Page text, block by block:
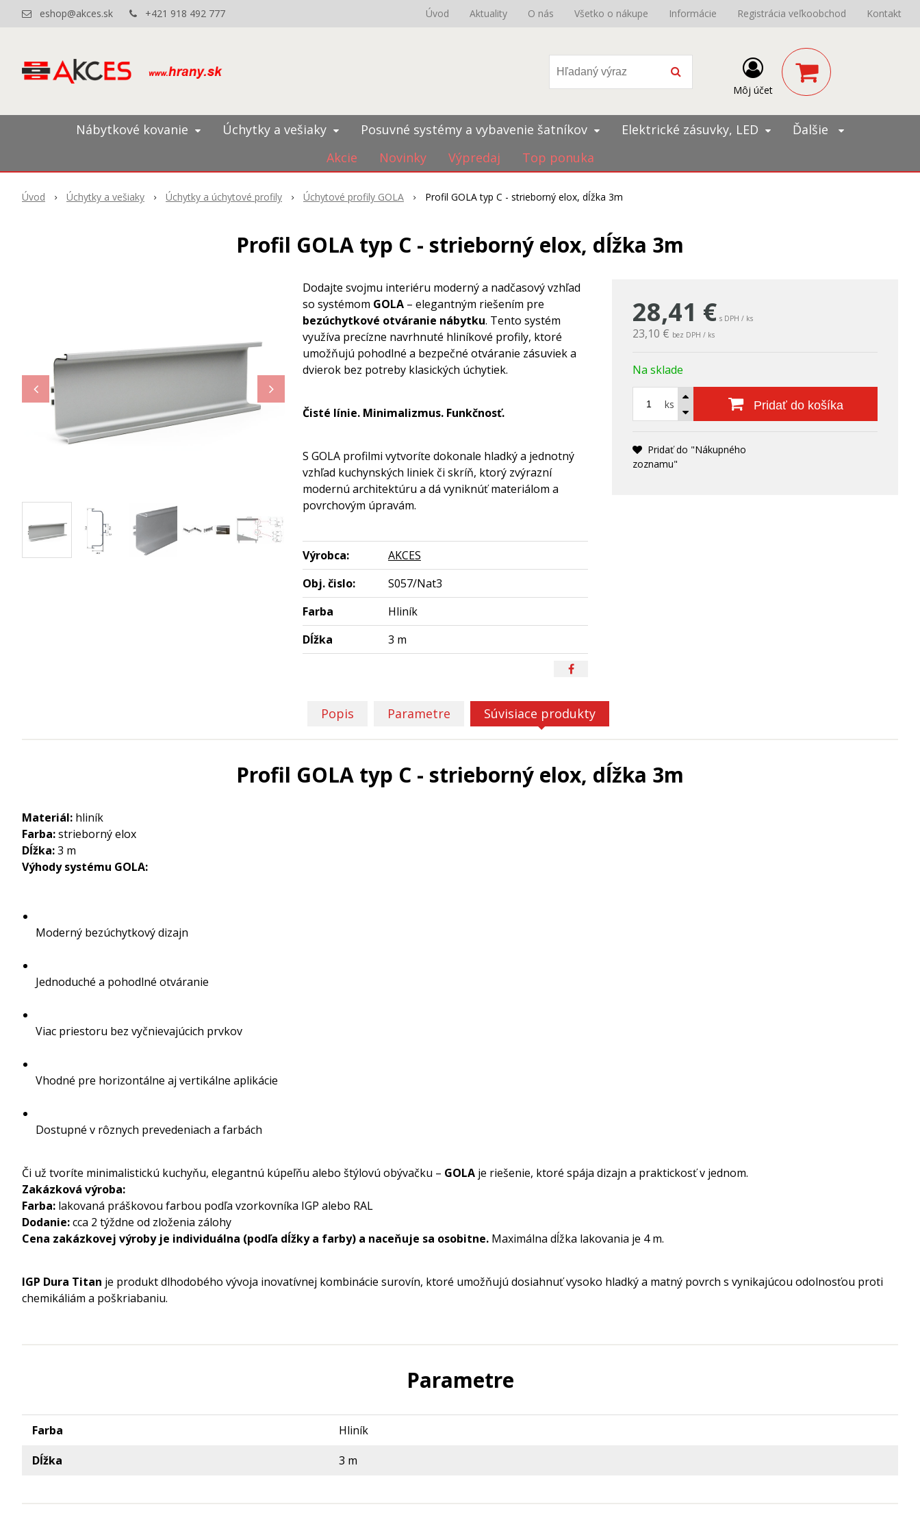
eshop@akces.sk +421 918 492 777 Úvod Aktuality O nás Všetko o nákupe Informácie Registrácia veľkoobchod Kontakt
Môj účet
Nábytkové kovanie Úchytky a vešiaky Posuvné systémy a vybavenie šatníkov Elektrické zásuvky, LED
Ďalšie
Akcie
Novinky Výpredaj Top ponuka
Úvod Úchytky a vešiaky Úchytky a úchytové profily Úchytové profily GOLA Profil GOLA typ C - strieborný elox, dĺžka 3m
Profil GOLA typ C - strieborný elox, dĺžka 3m
28,41 € s DPH / ks
23,10 € bez DPH / ks
Na sklade
ks Pridať do košíka
Pridať do "Nákupného
zoznamu"
Dodajte svojmu interiéru moderný a nadčasový vzhľad
so systémom GOLA– elegantným riešením pre
bezúchytkové otváranie nábytku. Tento systém
využíva precízne navrhnuté hliníkové profily, ktoré
umožňujú pohodlné a bezpečné otváranie zásuviek a
dvierok bez potreby klasických úchytiek.
Čisté línie. Minimalizmus. Funkčnosť.
S GOLA profilmi vytvoríte dokonale hladký a jednotný
vzhľad kuchynských liniek či skríň, ktorý zvýrazní
modernú architektúru a dá vyniknúť materiálom a
povrchovým úpravám.
Výrobca:
AKCES
Obj. čislo:
S057/Nat3
Farba
Hliník
Dĺžka
3 m
Popis Parametre Súvisiace produkty
Profil GOLA typ C - strieborný elox, dĺžka 3m
Materiál: hliník
Farba:strieborný elox
Dĺžka:3 m
Výhody systému GOLA:
Moderný bezúchytkový dizajn
Jednoduché a pohodlné otváranie
Viac priestoru bez vyčnievajúcich prvkov
Vhodné pre horizontálne aj vertikálne aplikácie
Dostupné v rôznych prevedeniach a farbách
Či už tvoríte minimalistickú kuchyňu, elegantnú kúpeľňu alebo štýlovú obývačku – GOLA je riešenie, ktoré spája dizajn a praktickosť v jednom.
Zakázková výroba:
Farba: lakovaná práškovou farbou podľa vzorkovníka IGP alebo RAL
Dodanie:cca 2 týždne od zloženia zálohy
Cena zakázkovej výroby je individuálna (podľa dĺžky a farby) a naceňuje sa osobitne. Maximálna dĺžka lakovania je 4 m.
IGP Dura Titan je produkt dlhodobého vývoja inovatívnej kombinácie surovín, ktoré umožňujú dosiahnuť vysoko hladký a matný povrch s vynikajúcou odolnosťou proti
chemikáliám a poškriabaniu.
Parametre
Farba
Hliník
Dĺžka
3 m